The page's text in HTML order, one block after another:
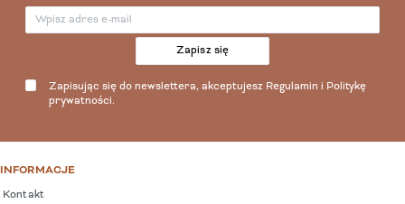
Zapisz się
Zapisując się do newslettera, akceptujesz Regulamin i Politykę
prywatności.
INFORMACJE
Kontakt